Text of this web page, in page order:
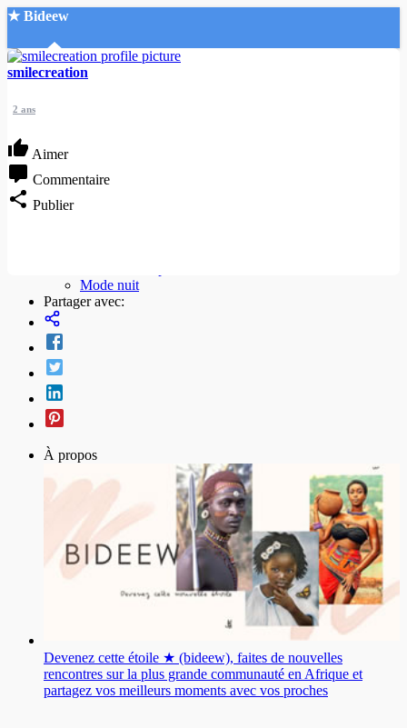
★ Bideew
Accueil
Mode nuit
smilecreation
2 ans
Aimer
Commentaire
Publier
Partager avec:
À propos
Devenez cette étoile ★ (bideew), faites de nouvelles
rencontres sur la plus grande communauté en Afrique et
partagez vos meilleurs moments avec vos proches